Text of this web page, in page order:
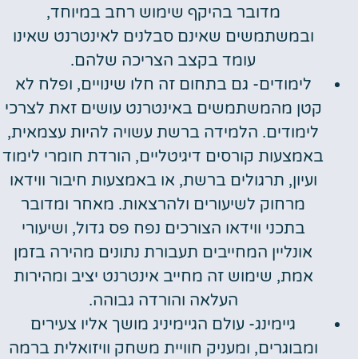
מדובר בהיקף שימוש רחב במיוחד,
ובמשתמשים שאינם סבלנים לאינטרנט שאינו
עומד בקצב הצריכה שלהם.
לימודים- גם בתחום זה חלו שינויים, ופלח לא
קטן מהמשתמשים באינטרנט עושים זאת לצרכי
לימודים. הלמידה ברשת עשויה להיות עצמאית,
באמצעות קורסים דיגיטליים, הורדת חומרי לימוד
ועיון, תרגולים ברשת, או באמצעות חיבור ווידאו
מרחוק לשיעורים ולהרצאות. מאחר ומדובר
בתכני ווידאו הצורכים נפח פס גדול, ושיעורי
אונליין המחייבים תעבורת נתונים מהירה בזמן
אמת, שימוש זה מחייב אינטרנט יציב ומהירות
העלאה והורדה גבוהה.
גיימינג- עולם הגיימיניג מושך אליו צעירים
ומבוגרים, ומעניק חוויית משחק וויזואלית ברמה